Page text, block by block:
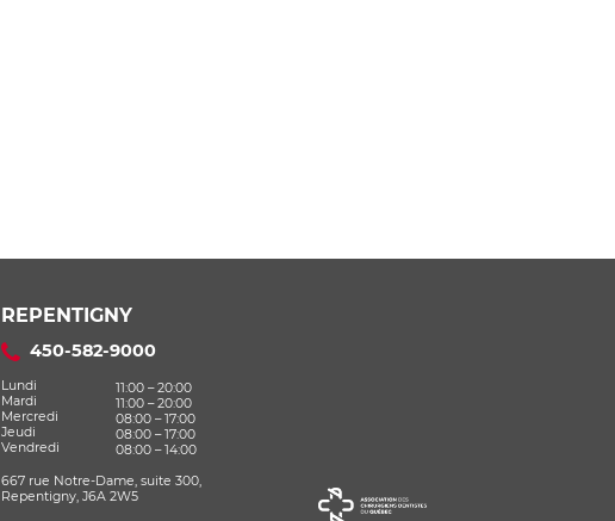
REPENTIGNY
450-582-9000
Lundi
11:00 – 20:00
Mardi
11:00 – 20:00
Mercredi
08:00 – 17:00
Jeudi
08:00 – 17:00
Vendredi
08:00 – 14:00
667 rue Notre-Dame, suite 300,
Repentigny, J6A 2W5